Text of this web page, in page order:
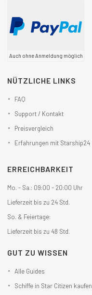
Auch ohne Anmeldung möglich
NÜTZLICHE LINKS
FAQ
Support / Kontakt
Preisvergleich
Erfahrungen mit Starship24
ERREICHBARKEIT
Mo. - Sa.: 09:00 - 20:00 Uhr
Lieferzeit bis zu 24 Std.
So. & Feiertage:
Lieferzeit bis zu 48 Std.
GUT ZU WISSEN
Alle Guides
Schiffe in Star Citizen kaufen